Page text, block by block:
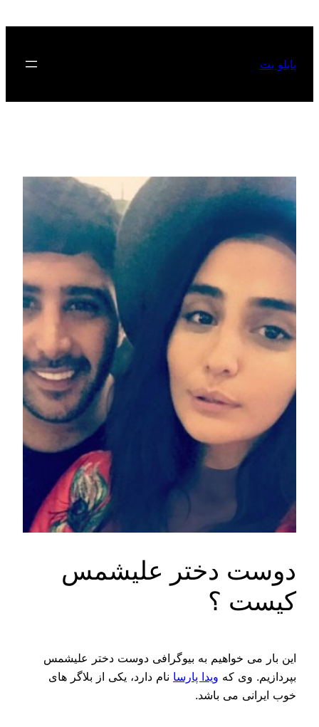
پابلو بت
دوست دختر علیشمس
کیست ؟
این بار می خواهیم به بیوگرافی دوست دختر علیشمس
بپردازیم. وی که ویدا پارسا نام دارد، یکی از بلاگر های
خوب ایرانی می باشد.